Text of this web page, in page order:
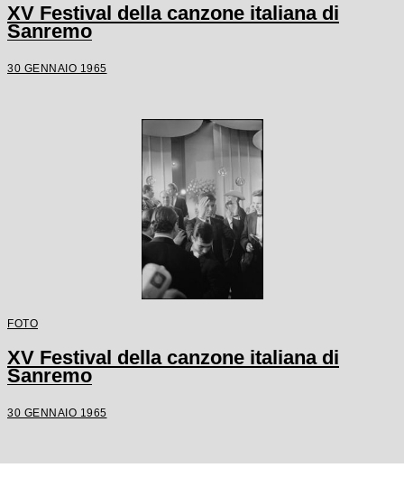
XV Festival della canzone italiana di
Sanremo
30 GENNAIO 1965
FOTO
XV Festival della canzone italiana di
Sanremo
30 GENNAIO 1965